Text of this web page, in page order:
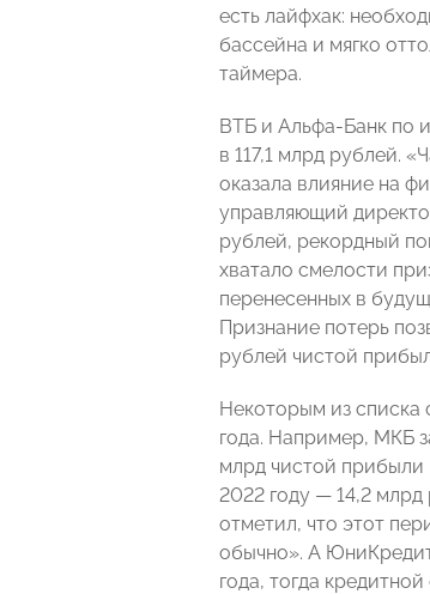
есть лайфхак:
бассейна и мягко
таймера.
ВТБ и Альфа-Банк по
в 117,1 млрд рублей.
оказала влияние на
управляющий
рублей, рекордный
хватало смелости
перенесенных в
Признание потерь
рублей чистой
Некоторым из списка
года. Например, МКБ
млрд чистой прибыли
2022 году — 14,2 млрд
отметил, что этот
обычно». А
года, тогда